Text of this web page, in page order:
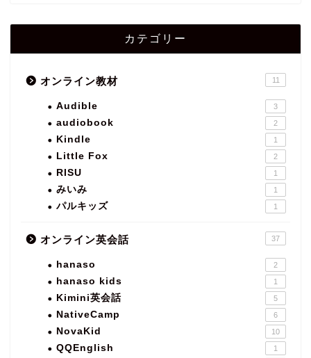
カテゴリー
オンライン教材 11
Audible 3
audiobook 2
Kindle 1
Little Fox 2
RISU 1
みいみ 1
パルキッズ 1
オンライン英会話 37
hanaso 2
hanaso kids 1
Kimini英会話 5
NativeCamp 6
NovaKid 10
QQEnglish 1